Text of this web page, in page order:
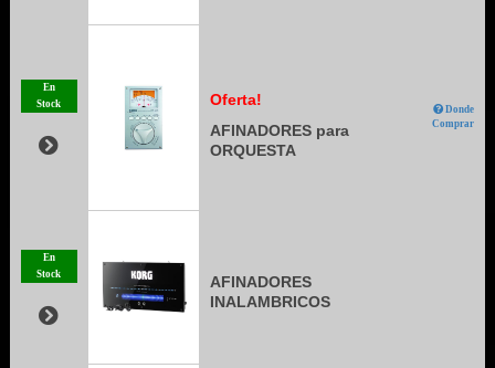
En
Stock
Oferta!
AFINADORES para
ORQUESTA
Donde
Comprar
En
Stock
AFINADORES
INALAMBRICOS